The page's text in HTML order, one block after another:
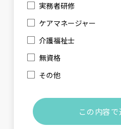
実務者研修
ケアマネージャー
介護福祉士
無資格
その他